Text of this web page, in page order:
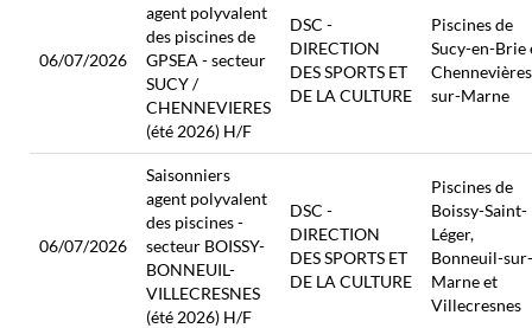
06/07/2026
agent polyvalent
des piscines de
GPSEA - secteur
SUCY /
CHENNEVIERES
(été 2026) H/F
DSC -
DIRECTION
DES SPORTS ET
DE LA CULTURE
Piscines de
Sucy-en-Brie
sur-Marne
06/07/2026
Saisonniers
agent polyvalent
des piscines -
secteur BOISSY-
BONNEUIL-
VILLECRESNES
(été 2026) H/F
DSC -
DIRECTION
DES SPORTS ET
DE LA CULTURE
Piscines de
Boissy-Saint-
Léger,
Bonneuil-sur-
Marne et
Villecresnes